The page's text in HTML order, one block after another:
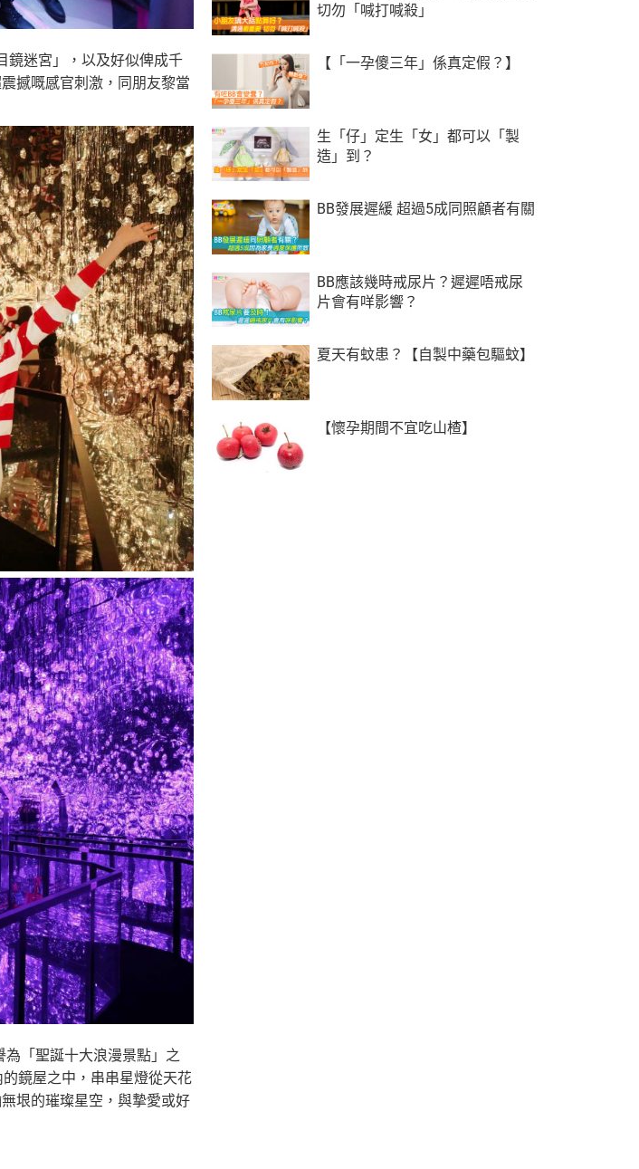
鏡迷宮」，以及好似俾成千
撼嘅感官刺激，同朋友黎當
為「聖誕十大浪漫景點」之
鏡屋之中，串串星燈從天花
垠的璀璨星空，與摯愛或好
切勿「喊打喊殺」
【「一孕傻三年」係真定假？】
生「仔」定生「女」都可以「製
造」到？
BB發展遲緩 超過5成同照顧者有關
BB應該幾時戒尿片？遲遲唔戒尿
片會有咩影響？
夏天有蚊患？【自製中藥包驅蚊】
【懷孕期間不宜吃山楂】